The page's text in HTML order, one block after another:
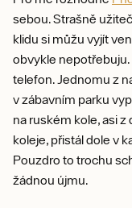
sebou. Strašně
klidu si můžu vyjít
obvykle
telefon. Jednomu z
v zábavním parku
na ruském kole, asi z
koleje, přistál dole v
Pouzdro to trochu
žádnou újmu.